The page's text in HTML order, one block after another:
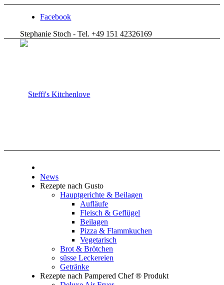
Facebook
Stephanie Stoch - Tel. +49 151 42326169
News
Rezepte nach Gusto
Hauptgerichte & Beilagen
Aufläufe
Fleisch & Geflügel
Beilagen
Pizza & Flammkuchen
Vegetarisch
Brot & Brötchen
süsse Leckereien
Getränke
Rezepte nach Pampered Chef ® Produkt